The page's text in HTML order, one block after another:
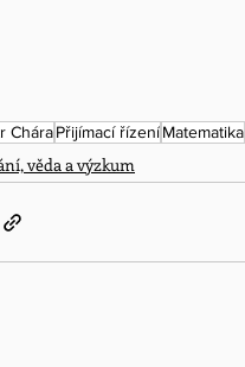
CháraPřijímací řízeníMatematika
věda a výzkum